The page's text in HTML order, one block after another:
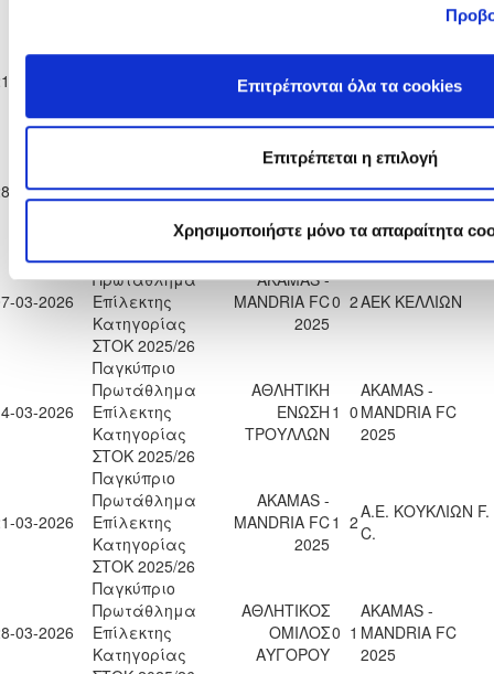
Επιτρέπονται όλα τα cookies
Επιτρέπεται η επιλογή
Χρησιμοποιήστε μόνο τα απαραίτητα
02-2026
Πρωτάθλημα
ΣΤΟΚ 2025/26
AKAMAS -
MANDRIA FC2 0ΑΕΚ ΚΟΡΑΚΟΥ
02-2026
Επίλεκτης
ΣΤΟΚ 2025/26
ΑΠΟΠ ΠΟΛΗΣ2 0
AKAMAS -
MANDRIA FC
03-2026
Παγκύπριο
Πρωτάθλημα
Επίλεκτης
Κατηγορίας
ΣΤΟΚ 2025/26
AKAMAS -
MANDRIA FC
2025
0 2ΑΕΚ ΚΕΛΛΙΩΝ
03-2026
Παγκύπριο
Πρωτάθλημα
Επίλεκτης
Κατηγορίας
ΣΤΟΚ 2025/26
ΑΘΛΗΤΙΚΗ
ΕΝΩΣΗ
ΤΡΟΥΛΛΩΝ
1 0
AKAMAS -
MANDRIA FC
2025
03-2026
Παγκύπριο
Πρωτάθλημα
Επίλεκτης
Κατηγορίας
ΣΤΟΚ 2025/26
AKAMAS -
MANDRIA FC
2025
1 2Α.Ε. ΚΟΥΚΛΙΩΝ F.
C.
03-2026
Παγκύπριο
Πρωτάθλημα
Επίλεκτης
Κατηγορίας
ΑΘΛΗΤΙΚΟΣ
ΟΜΙΛΟΣ
ΑΥΓΟΡΟΥ
0 1
AKAMAS -
MANDRIA FC
2025